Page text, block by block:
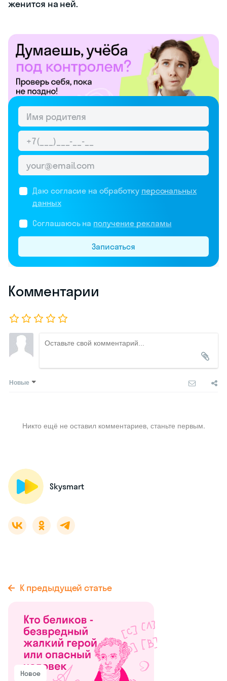
женится на ней.
Даю согласие на обработку персональных
данных
Соглашаюсь на получение рекламы
Записаться
Комментарии
Новые
Никто ещё не оставил комментариев, станьте первым.
Skysmart
К предыдущей статье
Новое